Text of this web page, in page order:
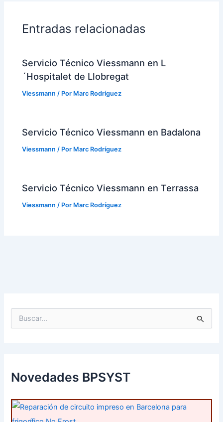
Entradas relacionadas
Servicio Técnico Viessmann en L
´Hospitalet de Llobregat
Viessmann / Por Marc Rodríguez
Servicio Técnico Viessmann en Badalona
Viessmann / Por Marc Rodríguez
Servicio Técnico Viessmann en Terrassa
Viessmann / Por Marc Rodríguez
p
o
:
Novedades BPSYST